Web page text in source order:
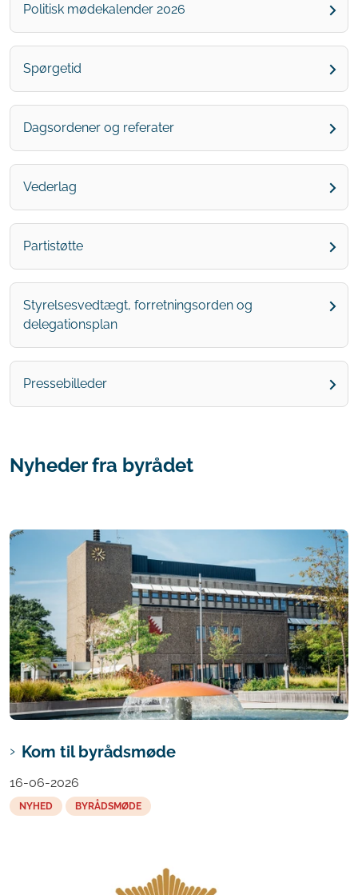
Politisk mødekalender 2026
Spørgetid
Dagsordener og referater
Vederlag
Partistøtte
Styrelsesvedtægt, forretningsorden og
delegationsplan
Pressebilleder
Nyheder fra byrådet
Kom til byrådsmøde
16-06-2026
NYHED BYRÅDSMØDE